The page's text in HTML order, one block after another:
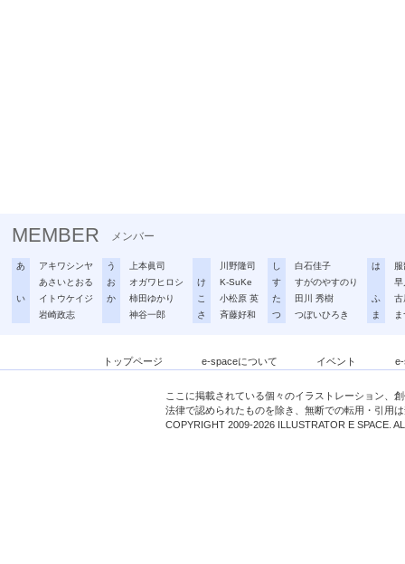
MEMBER メンバー
あ
アキワシンヤ
あさいとおる
い
イトウケイジ
岩崎政志
う
上本眞司
お
オガワヒロシ
か
柿田ゆかり
神谷一郎
川野隆司
け
K-SuKe
こ
小松原 英
さ
斉藤好和
し
白石佳子
す
すがのやすのり
た
田川 秀樹
つ
つぼいひろき
は
早
ふ
古
ま
トップページ e-spaceについて イベント
ここに掲載されている個々のイラストレーション、
法律で認められたものを除き、無断での転用・引用
COPYRIGHT 2009-2026 ILLUSTRATOR E SPACE.